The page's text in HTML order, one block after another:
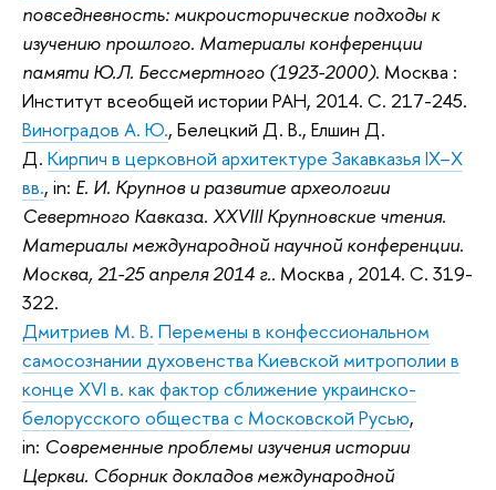
повседневность: микроисторические подходы к
изучению прошлого. Материалы конференции
памяти Ю.Л. Бессмертного (1923-2000). Москва :
Институт всеобщей истории РАН, 2014. С. 217-245.
Виноградов А. Ю., Белецкий Д. В., Елшин Д.
Д. Кирпич в церковной архитектуре Закавказья IX–X
вв., in: Е. И. Крупнов и развитие археологии
Севертного Кавказа. XXVIII Крупновские чтения.
Материалы международной научной конференции.
Москва, 21-25 апреля 2014 г.. Москва , 2014. С. 319-
322.
Дмитриев М. В. Перемены в конфессиональном
самосознании духовенства Киевской митрополии в
конце XVI в. как фактор сближение украинско-
белорусского общества с Московской Русью,
in: Современные проблемы изучения истории
Церкви. Сборник докладов международной